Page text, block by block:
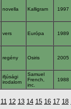
novella Kalligram 1997
vers Európa 1989
regény Osiris 2005
ifjúsági
irodalom
Samuel
French,
inc.
1988
11 12 13 14 15 16 17 18